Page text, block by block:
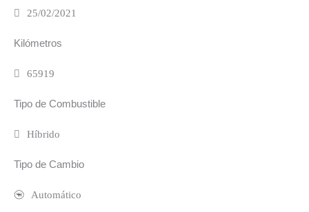
25/02/2021
Kilómetros
65919
Tipo de Combustible
Híbrido
Tipo de Cambio
Automático